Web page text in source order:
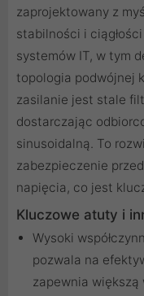
zaprojektowany z
stabilności i
systemów IT, w tym
topologia podwójnej
zasilanie jest stale
dostarczając
sinusoidalną. To
zabezpieczenie
napięcia, co jest
Kluczowe atuty i
Wysoki
pozwala na
zapewnia większą